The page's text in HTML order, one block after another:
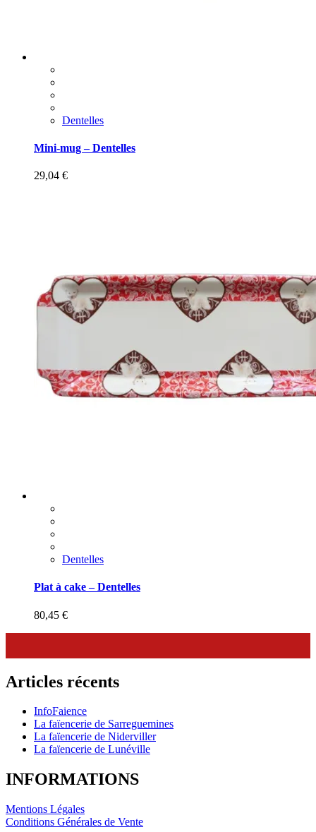
Dentelles
Mini-mug – Dentelles
29,04 €
Dentelles
Plat à cake – Dentelles
80,45 €
Articles récents
InfoFaience
La faïencerie de Sarreguemines
La faïencerie de Niderviller
La faïencerie de Lunéville
INFORMATIONS
Mentions Légales
Conditions Générales de Vente